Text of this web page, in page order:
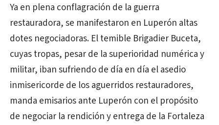
Ya en plena conflagración de la guerra
restauradora, se manifestaron en Luperón altas
dotes negociadoras. El temible Brigadier Buceta,
cuyas tropas, pesar de la superioridad numérica y
militar, iban sufriendo de día en día el asedio
inmisericorde de los aguerridos restauradores,
manda emisarios ante Luperón con el propósito
de negociar la rendición y entrega de la Fortaleza